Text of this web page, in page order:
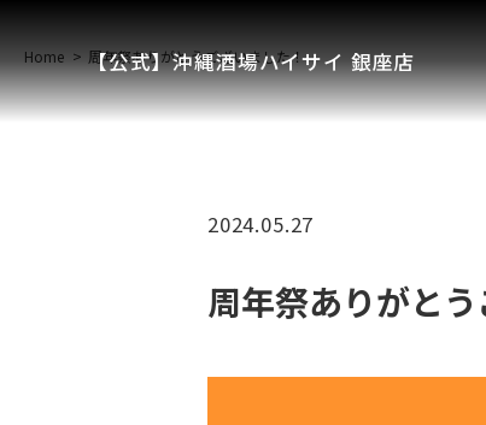
【公式】沖縄酒場ハイサイ 銀座店
Home 周年祭ありがとうございました！
2024.05.27
周年祭ありがとう